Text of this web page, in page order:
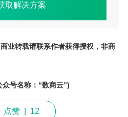
取解决方案
业转载请联系作者获得授权，非商
号名称：“数商云”)
点赞 12